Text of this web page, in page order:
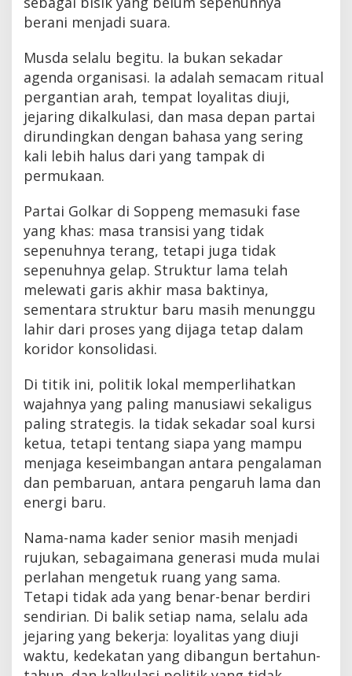
berani menjadi suara.
Musda selalu begitu. Ia bukan sekadar
agenda organisasi. Ia adalah semacam ritual
pergantian arah, tempat loyalitas diuji,
jejaring dikalkulasi, dan masa depan partai
dirundingkan dengan bahasa yang sering
kali lebih halus dari yang tampak di
permukaan.
Partai Golkar di Soppeng memasuki fase
yang khas: masa transisi yang tidak
sepenuhnya terang, tetapi juga tidak
sepenuhnya gelap. Struktur lama telah
melewati garis akhir masa baktinya,
sementara struktur baru masih menunggu
lahir dari proses yang dijaga tetap dalam
koridor konsolidasi.
Di titik ini, politik lokal memperlihatkan
wajahnya yang paling manusiawi sekaligus
paling strategis. Ia tidak sekadar soal kursi
ketua, tetapi tentang siapa yang mampu
menjaga keseimbangan antara pengalaman
dan pembaruan, antara pengaruh lama dan
energi baru.
Nama-nama kader senior masih menjadi
rujukan, sebagaimana generasi muda mulai
perlahan mengetuk ruang yang sama.
Tetapi tidak ada yang benar-benar berdiri
sendirian. Di balik setiap nama, selalu ada
jejaring yang bekerja: loyalitas yang diuji
waktu, kedekatan yang dibangun bertahun-